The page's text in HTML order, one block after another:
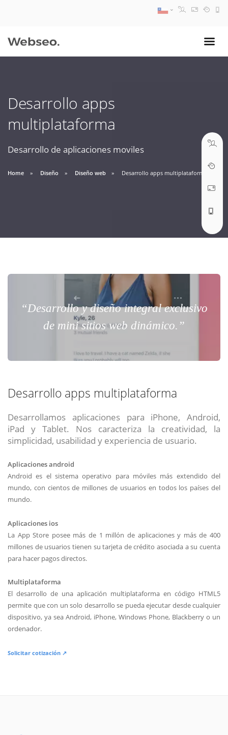
Desarrollo apps
multiplataforma
Desarrollo de aplicaciones moviles
Home Diseño Diseño web Desarrollo apps multiplataforma
“Desarrollo y diseño integral exclusivo
de mini sitios web dinámico.”
Desarrollo apps multiplataforma
Desarrollamos aplicaciones para iPhone, Android,
iPad y Tablet. Nos caracteriza la creatividad, la
simplicidad, usabilidad y experiencia de usuario.
Aplicaciones android
Android es el sistema operativo para móviles más extendido del
mundo, con cientos de millones de usuarios en todos los países del
mundo.
Aplicaciones ios
La App Store posee más de 1 millón de aplicaciones y más de 400
millones de usuarios tienen su tarjeta de crédito asociada a su cuenta
para hacer pagos directos.
Multiplataforma
El desarrollo de una aplicación multiplataforma en código HTML5
permite que con un solo desarrollo se pueda ejecutar desde cualquier
dispositivo, ya sea Android, iPhone, Windows Phone, Blackberry o un
ordenador.
Solicitar cotización ↗
09:30 AM A 18:30 PM
soporte@webseo.cl
ABRIR TICKET